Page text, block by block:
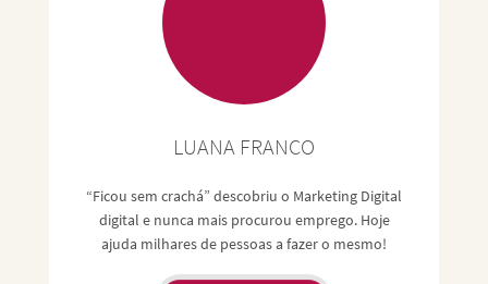
LUANA FRANCO
“Ficou sem crachá” descobriu o Marketing Digital
digital e nunca mais procurou emprego. Hoje
ajuda milhares de pessoas a fazer o mesmo!